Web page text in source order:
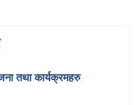
तथा कार्यक्रमहरु